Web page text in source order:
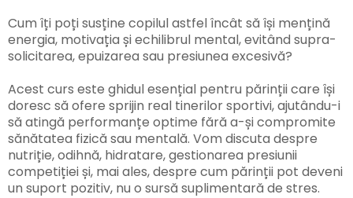
Cum îți poți susține copilul astfel încât să își mențină
energia, motivația și echilibrul mental, evitând supra-
solicitarea, epuizarea sau presiunea excesivă?
Acest curs este ghidul esențial pentru părinții care își
doresc să ofere sprijin real tinerilor sportivi, ajutându-i
să atingă performanțe optime fără a-și compromite
sănătatea fizică sau mentală. Vom discuta despre
nutriție, odihnă, hidratare, gestionarea presiunii
competiției și, mai ales, despre cum părinții pot deveni
un suport pozitiv, nu o sursă suplimentară de stres.